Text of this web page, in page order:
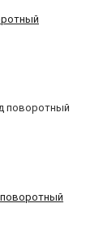
поворотный